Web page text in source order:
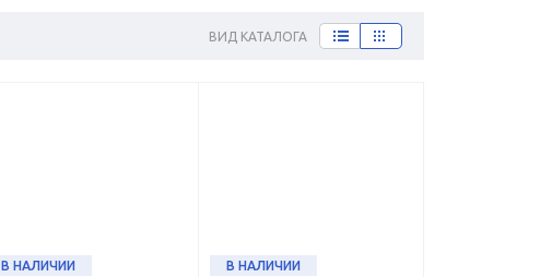
ВИД КАТАЛОГА
В НАЛИЧИИ В НАЛИЧИИ